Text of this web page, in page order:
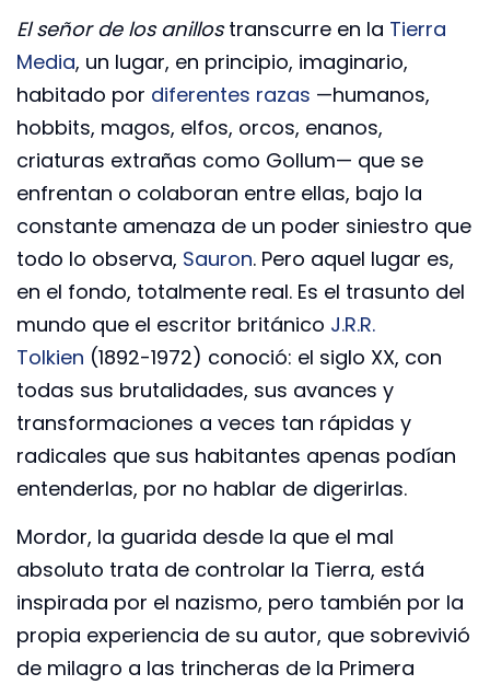
El señor de los anillostranscurre en la Tierra
Media, un lugar, en principio, imaginario,
habitado por diferentes razas —humanos,
hobbits, magos, elfos, orcos, enanos,
criaturas extrañas como Gollum— que se
enfrentan o colaboran entre ellas, bajo la
constante amenaza de un poder siniestro que
todo lo observa, Sauron. Pero aquel lugar es,
en el fondo, totalmente real. Es el trasunto del
mundo que el escritor británico J.R.R.
Tolkien (1892-1972) conoció: el siglo XX, con
todas sus brutalidades, sus avances y
transformaciones a veces tan rápidas y
radicales que sus habitantes apenas podían
entenderlas, por no hablar de digerirlas.
Mordor, la guarida desde la que el mal
absoluto trata de controlar la Tierra, está
inspirada por el nazismo, pero también por la
propia experiencia de su autor, que sobrevivió
de milagro a las trincheras de la Primera